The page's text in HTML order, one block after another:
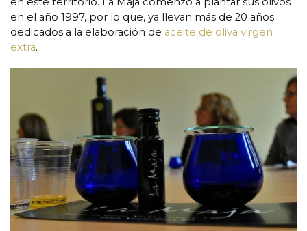
en el año 1997, por lo que, ya llevan más de 20 años
dedicados a la elaboración de aceite de oliva virgen
extra.